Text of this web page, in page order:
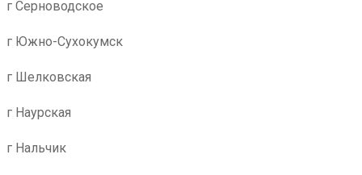
г Серноводское
г Южно-Сухокумск
г Шелковская
г Наурская
г Нальчик